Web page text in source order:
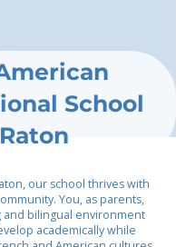
School
our school thrives with
You, as parents,
and bilingual environment
academically while